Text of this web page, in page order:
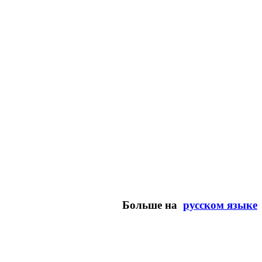
Больше на русском языке